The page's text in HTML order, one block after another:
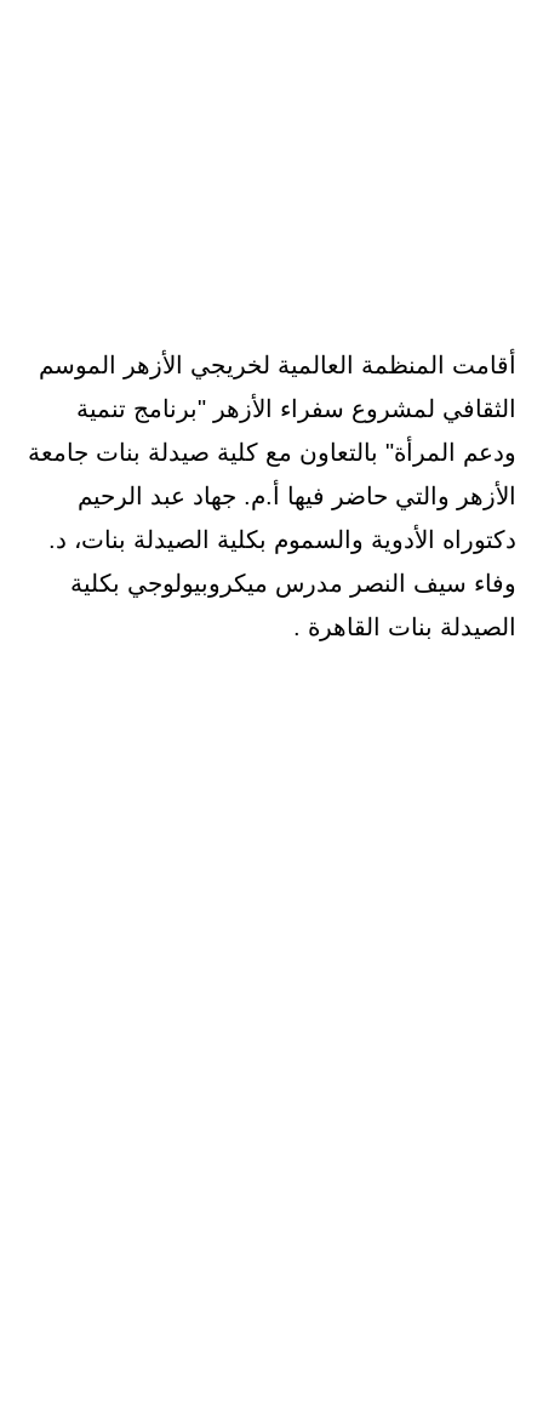
أقامت المنظمة العالمية لخريجي الأزهر الموسم
الثقافي لمشروع سفراء الأزهر "برنامج تنمية
ودعم المرأة" بالتعاون مع كلية صيدلة بنات جامعة
الأزهر والتي حاضر فيها أ.م. جهاد عبد الرحيم
دكتوراه الأدوية والسموم بكلية الصيدلة بنات، د.
وفاء سيف النصر مدرس ميكروبيولوجي بكلية
الصيدلة بنات القاهرة .